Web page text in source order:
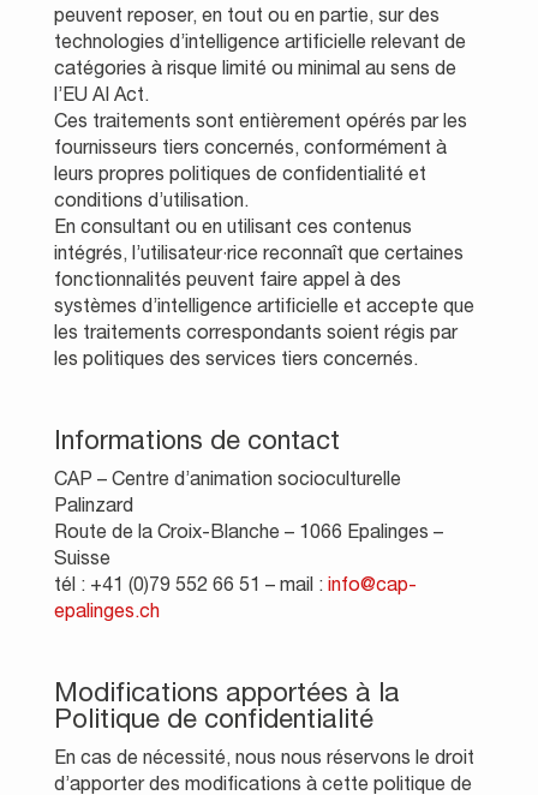
peuvent reposer, en tout ou en partie, sur des
technologies d’intelligence artificielle relevant de
catégories à risque limité ou minimal au sens de
l’EU AI Act.
Ces traitements sont entièrement opérés par les
fournisseurs tiers concernés, conformément à
leurs propres politiques de confidentialité et
conditions d’utilisation.
En consultant ou en utilisant ces contenus
intégrés, l’utilisateur·rice reconnaît que certaines
fonctionnalités peuvent faire appel à des
systèmes d’intelligence artificielle et accepte que
les traitements correspondants soient régis par
les politiques des services tiers concernés.
Informations de contact
CAP – Centre d’animation socioculturelle
Palinzard
Route de la Croix-Blanche – 1066 Epalinges –
Suisse
tél : +41 (0)79 552 66 51 – mail : info@cap-
epalinges.ch
Modifications apportées à la
Politique de confidentialité
En cas de nécessité, nous nous réservons le droit
d’apporter des modifications à cette politique de